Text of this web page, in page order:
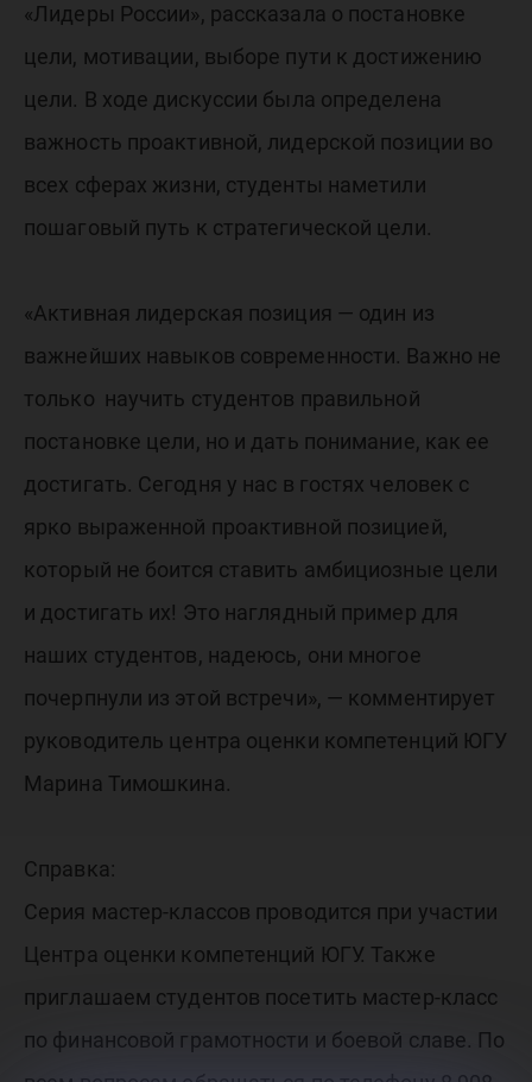
«Лидеры России», рассказала о постановке
цели, мотивации, выборе пути к достижению
цели. В ходе дискуссии была определена
важность проактивной, лидерской позиции во
всех сферах жизни, студенты наметили
пошаговый путь к стратегической цели.
«Активная лидерская позиция — один из
важнейших навыков современности. Важно не
только научить студентов правильной
постановке цели, но и дать понимание, как ее
достигать. Сегодня у нас в гостях человек с
ярко выраженной проактивной позицией,
который не боится ставить амбициозные цели
и достигать их! Это наглядный пример для
наших студентов, надеюсь, они многое
почерпнули из этой встречи», — комментирует
руководитель центра оценки компетенций ЮГУ
Марина Тимошкина.
Справка:
Серия мастер-классов проводится при участии
Центра оценки компетенций ЮГУ. Также
приглашаем студентов посетить мастер-класс
по финансовой грамотности и боевой славе. По